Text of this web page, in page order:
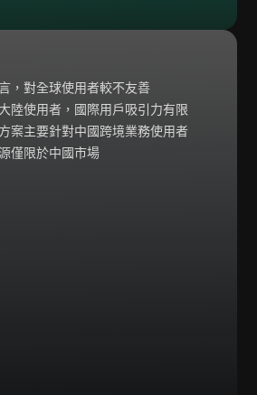
，對全球使用者較不友善
陸使用者，國際用戶吸引力有限
案主要針對中國跨境業務使用者
僅限於中國市場